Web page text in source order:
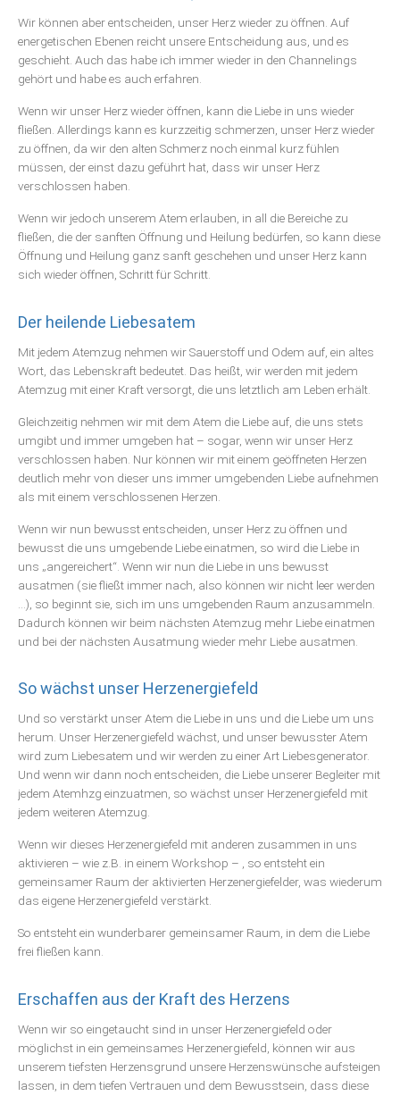
Wir können aber entscheiden, unser Herz wieder zu öffnen. Auf
energetischen Ebenen reicht unsere Entscheidung aus, und es
geschieht. Auch das habe ich immer wieder in den Channelings
gehört und habe es auch erfahren.
Wenn wir unser Herz wieder öffnen, kann die Liebe in uns wieder
fließen. Allerdings kann es kurzzeitig schmerzen, unser Herz wieder
zu öffnen, da wir den alten Schmerz noch einmal kurz fühlen
müssen, der einst dazu geführt hat, dass wir unser Herz
verschlossen haben.
Wenn wir jedoch unserem Atem erlauben, in all die Bereiche zu
fließen, die der sanften Öffnung und Heilung bedürfen, so kann diese
Öffnung und Heilung ganz sanft geschehen und unser Herz kann
sich wieder öffnen, Schritt für Schritt.
Der heilende Liebesatem
Mit jedem Atemzug nehmen wir Sauerstoff und Odem auf, ein altes
Wort, das Lebenskraft bedeutet. Das heißt, wir werden mit jedem
Atemzug mit einer Kraft versorgt, die uns letztlich am Leben erhält.
Gleichzeitig nehmen wir mit dem Atem die Liebe auf, die uns stets
umgibt und immer umgeben hat – sogar, wenn wir unser Herz
verschlossen haben. Nur können wir mit einem geöffneten Herzen
deutlich mehr von dieser uns immer umgebenden Liebe aufnehmen
als mit einem verschlossenen Herzen.
Wenn wir nun bewusst entscheiden, unser Herz zu öffnen und
bewusst die uns umgebende Liebe einatmen, so wird die Liebe in
uns „angereichert“. Wenn wir nun die Liebe in uns bewusst
ausatmen (sie fließt immer nach, also können wir nicht leer werden
…), so beginnt sie, sich im uns umgebenden Raum anzusammeln.
Dadurch können wir beim nächsten Atemzug mehr Liebe einatmen
und bei der nächsten Ausatmung wieder mehr Liebe ausatmen.
So wächst unser Herzenergiefeld
Und so verstärkt unser Atem die Liebe in uns und die Liebe um uns
herum. Unser Herzenergiefeld wächst, und unser bewusster Atem
wird zum Liebesatem und wir werden zu einer Art Liebesgenerator.
Und wenn wir dann noch entscheiden, die Liebe unserer Begleiter mit
jedem Atemhzg einzuatmen, so wächst unser Herzenergiefeld mit
jedem weiteren Atemzug.
Wenn wir dieses Herzenergiefeld mit anderen zusammen in uns
aktivieren – wie z.B. in einem Workshop – , so entsteht ein
gemeinsamer Raum der aktivierten Herzenergiefelder, was wiederum
das eigene Herzenergiefeld verstärkt.
So entsteht ein wunderbarer gemeinsamer Raum, in dem die Liebe
frei fließen kann.
Erschaffen aus der Kraft des Herzens
Wenn wir so eingetaucht sind in unser Herzenergiefeld oder
möglichst in ein gemeinsames Herzenergiefeld, können wir aus
unserem tiefsten Herzensgrund unsere Herzenswünsche aufsteigen
lassen, in dem tiefen Vertrauen und dem Bewusstsein, dass diese